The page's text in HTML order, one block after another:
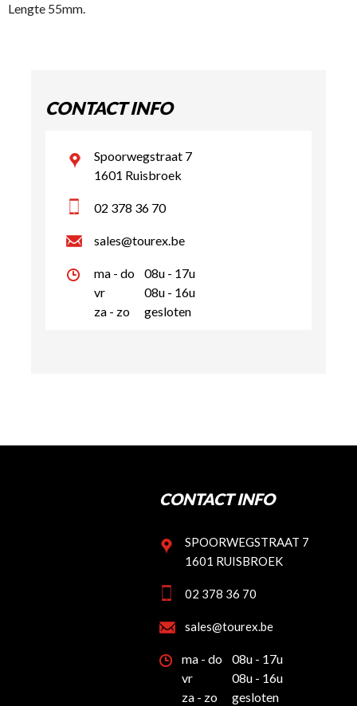
Lengte 55mm.
CONTACT INFO
Spoorwegstraat 7
1601 Ruisbroek
02 378 36 70
sales@tourex.be
ma - do
08u - 17u
vr
08u - 16u
za - zo
gesloten
CONTACT INFO
SPOORWEGSTRAAT 7
1601 RUISBROEK
02 378 36 70
sales@tourex.be
ma - do
08u - 17u
vr
08u - 16u
za - zo
gesloten